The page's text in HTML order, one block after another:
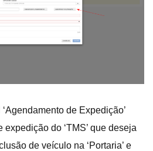
de Expedição’
do ‘TMS’ que deseja
de veículo na ‘Portaria’ e